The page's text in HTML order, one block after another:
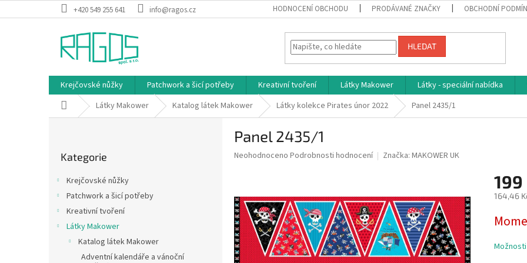
na
+420 549 255 641 info@ragos.cz HODNOCENÍ OBCHODU PRODÁVANÉ ZNAČKY OBCHODNÍ
HLEDAT
Krejčovské nůžky Patchwork a šicí potřeby Kreativní tvoření Látky Makower Látky - speciální nabídka
Domů Látky Makower Katalog látek Makower Látky kolekce Pirates únor 2022 Panel 2435/1
kategorie
Kategorie
Krejčovské nůžky
Patchwork a šicí potřeby
Kreativní tvoření
Látky Makower
Katalog látek Makower
Adventní kalendáře a vánoční
Panel 2435/1
Průměrné
0,0
z
5
hvězdiček.
Neohodnoceno Podrobnosti hodnocení Značka: MAKOWER UK
199
164,46
cena: